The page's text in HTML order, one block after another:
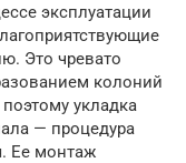
эксплуатации
Это чревато
колоний
укладка
— процедура
Ее монтаж